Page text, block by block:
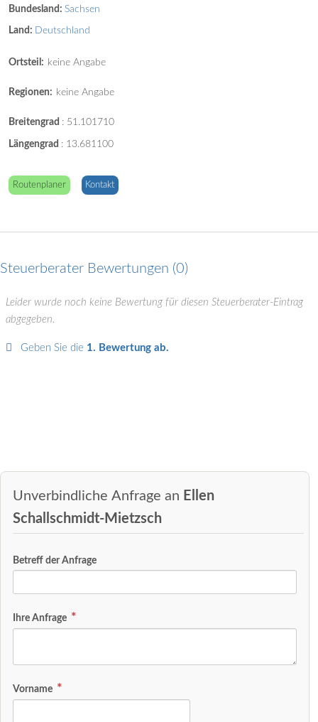
Bundesland: Sachsen
Land: Deutschland
Ortsteil: keine Angabe
Regionen: keine Angabe
Breitengrad : 51.101710
Längengrad : 13.681100
Routenplaner Kontakt
Steuerberater Bewertungen 0
Leider wurde noch keine Bewertung für diesen Steuerberater-Eintrag
abgegeben.
Geben Sie die 1. Bewertung ab.
Unverbindliche Anfrage an Ellen
Schallschmidt-Mietzsch
Betreff der Anfrage
Ihre Anfrage
Vorname